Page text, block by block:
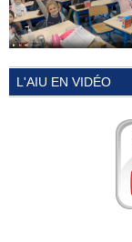
L'AIU EN VIDÉO